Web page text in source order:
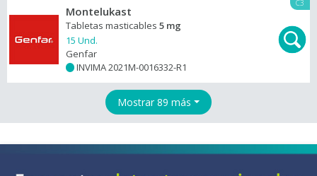
C3
Montelukast
Tabletas masticables 5 mg
15 Und.
Genfar
INVIMA 2021M-0016332-R1
Mostrar 89 más